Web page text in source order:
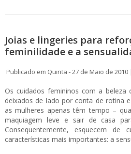
Joias e lingeries para
feminilidade e a
Publicado em Quinta - 27 de Maio de 2010 |
Os cuidados femininos com a beleza
deixados de lado por conta de rotina
as mulheres apenas têm tempo –
maquiagem leve e sair de casa
Consequentemente, esquecem
características mais importantes: a